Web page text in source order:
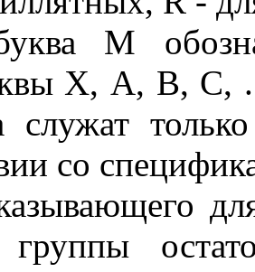
М
X, А, В, С,
служат
со
группы